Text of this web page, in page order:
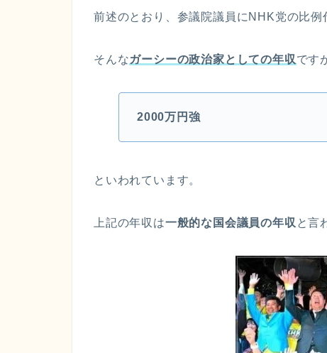
前述のとおり、参議院議員にNHK党の比例
そんなガーシーの政治家としての年収 です
2000万円強
といわれています。
上記の年収は一般的な国会議員の年収 と言